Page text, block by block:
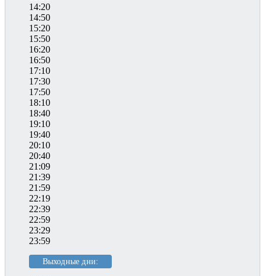
14:20
14:50
15:20
15:50
16:20
16:50
17:10
17:30
17:50
18:10
18:40
19:10
19:40
20:10
20:40
21:09
21:39
21:59
22:19
22:39
22:59
23:29
23:59
Выходные дни: